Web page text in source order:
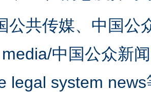
公共传媒、中国公
中国公众新
legal system